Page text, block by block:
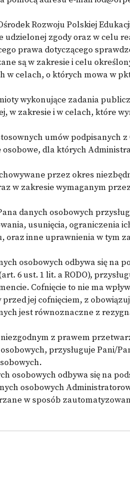
Rozwoju Polskiej
udzielonej zgody oraz w celu
prawa dotyczącego
są w zakresie i celu
w celach, o których mowa w
wykonujące zadania
w zakresie i w celach, które
umów podpisanych z
dla których
przez okres
w zakresie wymaganym
danych osobowych
usunięcia, ograniczenia
oraz inne uprawnienia w tym
osobowych odbywa się na
6 ust. 1 lit. a RODO),
Cofnięcie to nie ma
jej cofnięciem, z
jest równoznaczne z
z prawem
przysługuje Pani/
osobowych odbywa się na
osobowych
w sposób